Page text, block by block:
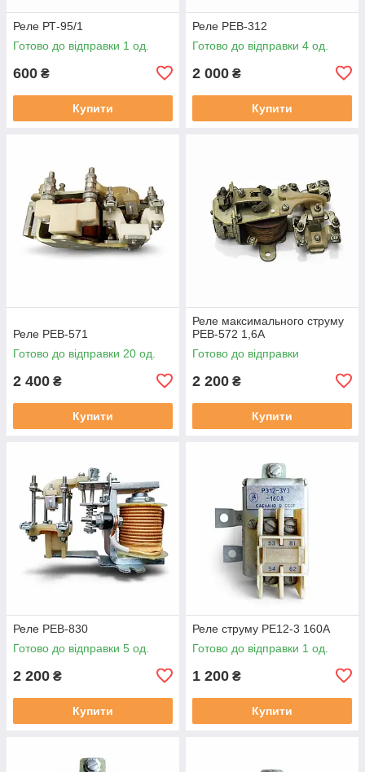
Реле РТ-95/1
Готово до відправки 1 од.
600 ₴
Купити
Реле РЕВ-312
Готово до відправки 4 од.
2 000 ₴
Купити
Реле РЕВ-571
Готово до відправки 20 од.
2 400 ₴
Купити
Реле максимального струму
РЕВ-572 1,6А
Готово до відправки
2 200 ₴
Купити
Реле РЕВ-830
Готово до відправки 5 од.
2 200 ₴
Купити
Реле струму РЕ12-3 160А
Готово до відправки 1 од.
1 200 ₴
Купити